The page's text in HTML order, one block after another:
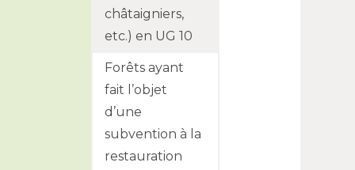
châtaigniers,
etc.) en UG 10
Forêts ayant
fait l’objet
d’une
subvention à la
restauration